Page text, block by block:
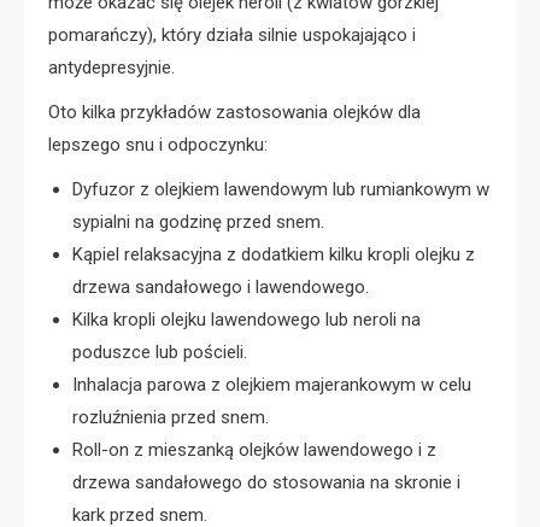
pomarańczy), który działa silnie uspokajająco i
antydepresyjnie.
Oto kilka przykładów zastosowania olejków dla
lepszego snu i odpoczynku:
Dyfuzor z olejkiem lawendowym lub rumiankowym w
sypialni na godzinę przed snem.
Kąpiel relaksacyjna z dodatkiem kilku kropli olejku z
drzewa sandałowego i lawendowego.
Kilka kropli olejku lawendowego lub neroli na
poduszce lub pościeli.
Inhalacja parowa z olejkiem majerankowym w celu
rozluźnienia przed snem.
Roll-on z mieszanką olejków lawendowego i z
drzewa sandałowego do stosowania na skronie i
kark przed snem.